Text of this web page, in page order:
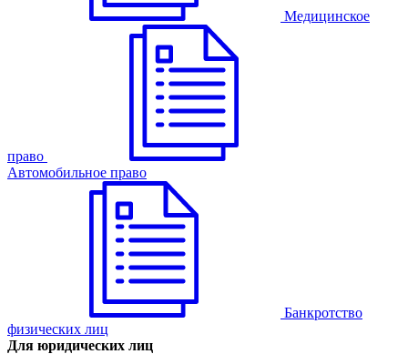
Медицинское
право
Автомобильное право
Банкротство
физических лиц
Для юридических лиц